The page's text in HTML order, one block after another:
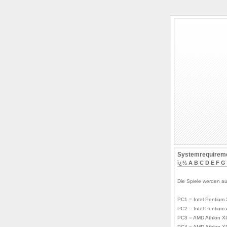
ï¿½ A B C D E F G
Die Spiele werden
PC1 = Intel Pentium
PC2 = Intel Pentium
PC3 = AMD Athlon